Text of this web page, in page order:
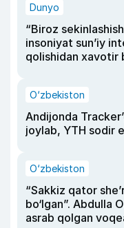
Dunyo
“Biroz
insoniyat sun’iy
qolishidan xavotir
O‘zbekiston
Andijonda
joylab, YTH sodir
O‘zbekiston
“Sakkiz qator
bo‘lgan”. Abdulla
asrab qolgan